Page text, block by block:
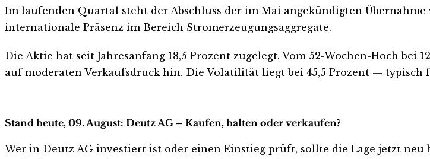
Im laufenden Quartal steht der Abschluss der im Mai angekündigten
internationale Präsenz im Bereich Stromerzeugungsaggregate.
Die Aktie hat seit Jahresanfang 18,5 Prozent zugelegt. Vom 52-Wochen-Hoch bei
auf moderaten Verkaufsdruck hin. Die Volatilität liegt bei 45,5 Prozent —
Stand heute, 09. August: Deutz AG – Kaufen, halten oder verkaufen?
Wer in Deutz AG investiert ist oder einen Einstieg prüft, sollte die Lage jetzt